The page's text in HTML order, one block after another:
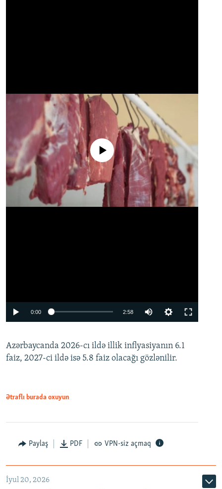
Auto
No media source currently available
0:00 2:58
360p
480p
Azərbaycanda 2026-cı ildə illik inflyasiyanın 6.1
faiz, 2027-ci ildə isə 5.8 faiz olacağı gözlənilir.
Ətraflı burada oxuyun
Paylaş PDF VPN-siz açmaq
İyul 20, 2026